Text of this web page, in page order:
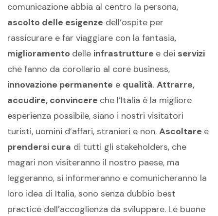
comunicazione abbia al centro la persona,
ascolto delle esigenze dell’ospite per
rassicurare e far viaggiare con la fantasia,
miglioramento delle infrastrutture e dei servizi
che fanno da corollario al core business,
innovazione permanente e qualità. Attrarre,
accudire, convincere che l’Italia è la migliore
esperienza possibile, siano i nostri visitatori
turisti, uomini d’affari, stranieri e non. Ascoltare e
prendersi cura di tutti gli stakeholders, che
magari non visiteranno il nostro paese, ma
leggeranno, si informeranno e comunicheranno la
loro idea di Italia, sono senza dubbio best
practice dell’accoglienza da sviluppare. Le buone